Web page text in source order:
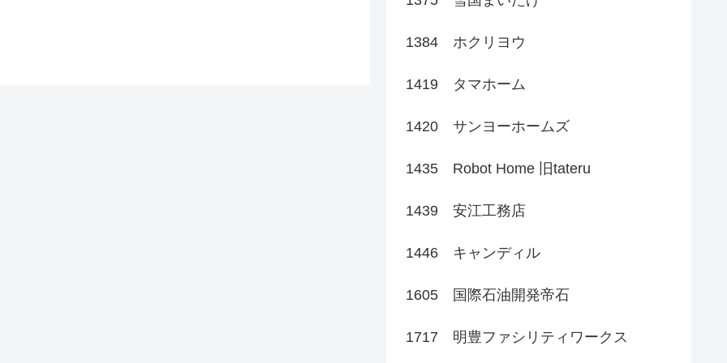
1384 ホクリヨウ
1419 タマホーム
1420 サンヨーホームズ
1435 Robot Home 旧tateru
1439 安江工務店
1446 キャンディル
1605 国際石油開発帝石
1717 明豊ファシリティワークス